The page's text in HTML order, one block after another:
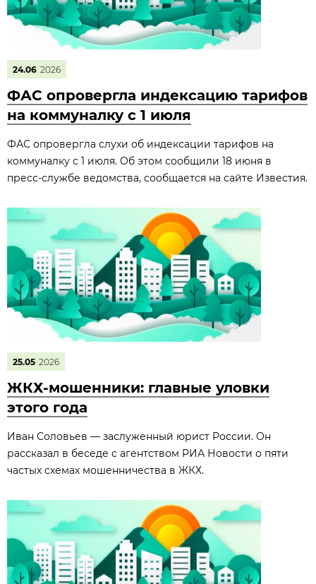
24.06 2026
ФАС опровергла индексацию тарифов
на коммуналку с 1 июля
ФАС опровергла слухи об индексации тарифов на
коммуналку с 1 июля. Об этом сообщили 18 июня в
пресс‑службе ведомства, сообщается на сайте Известия.
25.05 2026
ЖКХ-мошенники: главные уловки
этого года
Иван Соловьев — заслуженный юрист России. Он
рассказал в беседе с агентством РИА Новости о пяти
частых схемах мошенничества в ЖКХ.